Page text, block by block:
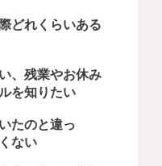
どれくらいある
、残業やお休み
を知りたい
たのと違っ
ない